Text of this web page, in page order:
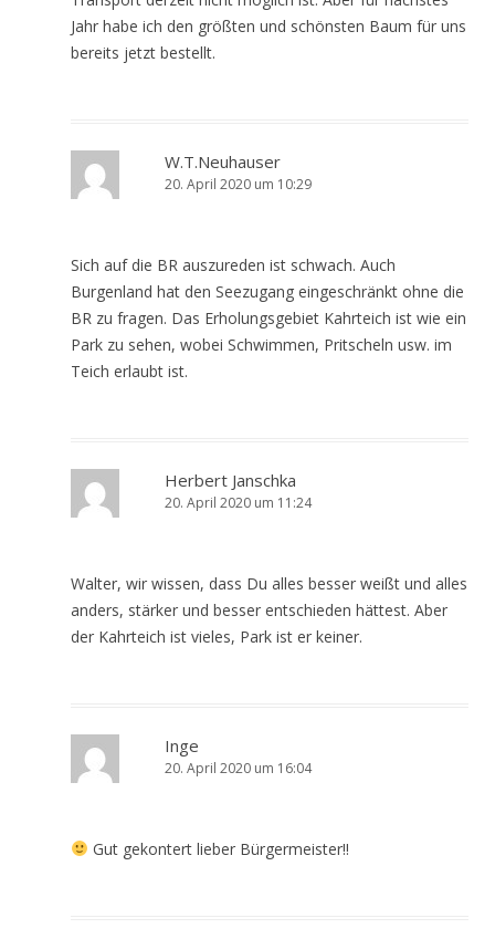
Jahr habe ich den größten und schönsten Baum für uns
bereits jetzt bestellt.
W.T.Neuhauser
20. April 2020 um 10:29
Sich auf die BR auszureden ist schwach. Auch
Burgenland hat den Seezugang eingeschränkt ohne die
BR zu fragen. Das Erholungsgebiet Kahrteich ist wie ein
Park zu sehen, wobei Schwimmen, Pritscheln usw. im
Teich erlaubt ist.
Herbert Janschka
20. April 2020 um 11:24
Walter, wir wissen, dass Du alles besser weißt und alles
anders, stärker und besser entschieden hättest. Aber
der Kahrteich ist vieles, Park ist er keiner.
Inge
20. April 2020 um 16:04
Gut gekontert lieber Bürgermeister!!